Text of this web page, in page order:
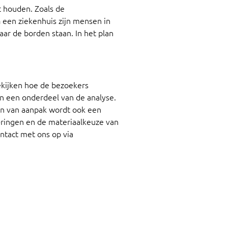
Zoals de
ziekenhuis zijn mensen in
de borden staan. In het plan
hoe de bezoekers
onderdeel van de analyse.
van aanpak wordt ook een
en de materiaalkeuze van
met ons op via